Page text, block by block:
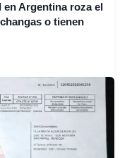
en Argentina roza el
o tienen